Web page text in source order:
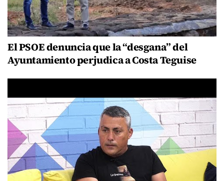
El PSOE denuncia que la “desgana” del
Ayuntamiento perjudica a Costa Teguise